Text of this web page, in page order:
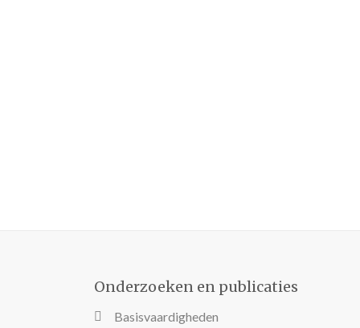
Onderzoeken en publicaties
Basisvaardigheden